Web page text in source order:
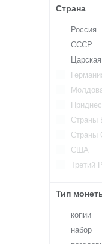
Страна
Россия
СССР
Страны
Страны
США
Третий
Тип
копии
набор